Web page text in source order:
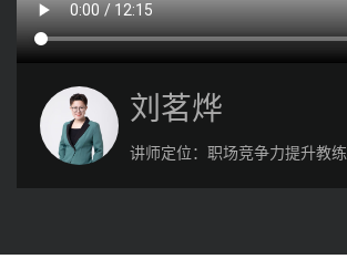
刘茗烨
讲师定位： 职场竞争力提升教练